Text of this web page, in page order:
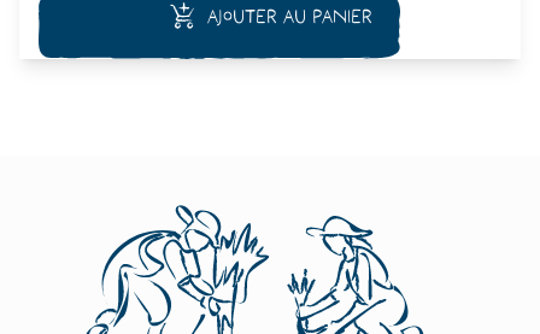
Ajouter au panier